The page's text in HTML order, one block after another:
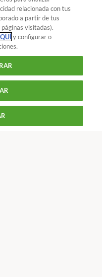
Crea una cuenta
de Recurso de reposición
de tráfico
18 h y V de 9 a 14 h
relacionada con tus
a partir de tus
visitadas).
y configurar o